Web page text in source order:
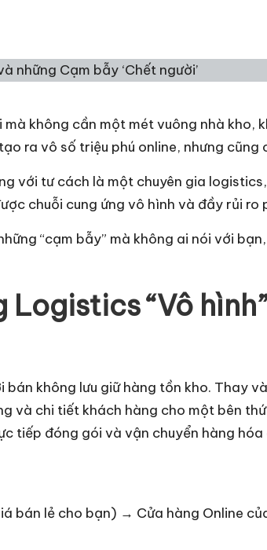
không cần một mét vuông nhà
ra vô số triệu phú online, nhưng
với tư cách là một chuyên gia
chuỗi cung ứng vô hình và đầy rủi ro
“cạm bẫy” mà không ai nói với
“Vô
không lưu giữ hàng tồn kho. Thay
và chi tiết khách hàng cho một bên
tiếp đóng gói và vận chuyển hàng
bán lẻ cho bạn) → Cửa hàng Online